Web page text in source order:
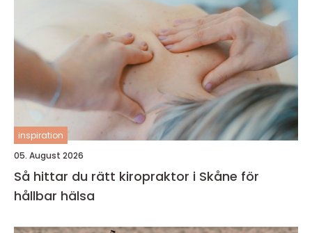
inspiration
05. August 2026
Så hittar du rätt kiropraktor i Skåne för
hållbar hälsa